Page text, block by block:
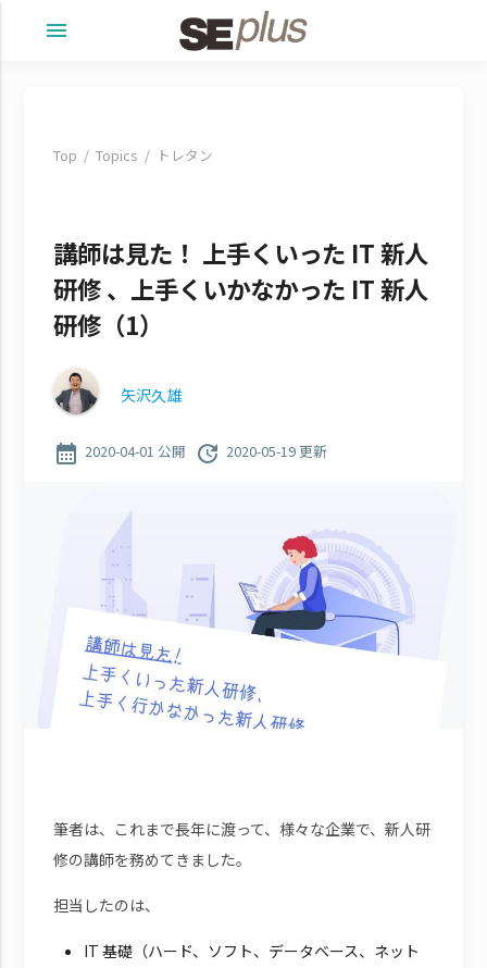
menu
Top Topics トレタン
講師は見た！ 上手くいった IT 新人
研修 、上手くいかなかった IT 新人
研修（1）
矢沢久雄
calendar_month 2020-04-01 公開 update 2020-05-19 更新
筆者は、これまで長年に渡って、様々な企業で、新人研
修の講師を務めてきました。
担当したのは、
IT 基礎（ハード、ソフト、データベース、ネット